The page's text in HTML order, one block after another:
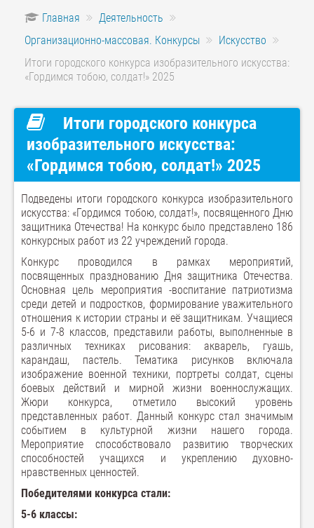
Главная
Деятельность
Организационно-массовая. Конкурсы
Искусство
Итоги городского конкурса изобразительного искусства:
«Гордимся тобою, солдат!» 2025
Итоги городского конкурса
изобразительного искусства:
«Гордимся тобою, солдат!» 2025
Подведены итоги городского конкурса изобразительного
искусства: «Гордимся тобою, солдат!», посвященного Дню
защитника Отечества! На конкурс было представлено 186
конкурсных работ из 22 учреждений города.
Конкурс проводился в рамках мероприятий,
посвященных празднованию Дня защитника Отечества.
Основная цель мероприятия -воспитание патриотизма
среди детей и подростков, формирование уважительного
отношения к истории страны и её защитникам. Учащиеся
5-6 и 7-8 классов, представили работы, выполненные в
различных техниках рисования: акварель, гуашь,
карандаш, пастель. Тематика рисунков включала
изображение военной техники, портреты солдат, сцены
боевых действий и мирной жизни военнослужащих.
Жюри конкурса, отметило высокий уровень
представленных работ. Данный конкурс стал значимым
событием в культурной жизни нашего города.
Мероприятие способствовало развитию творческих
способностей учащихся и укреплению духовно-
нравственных ценностей.
Победителями конкурса стали:
5-6 классы: